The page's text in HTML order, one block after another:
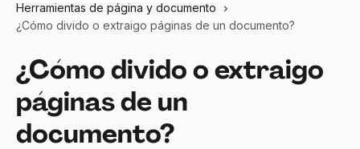
Herramientas de página y documento
¿Cómo divido o extraigo páginas de un documento?
¿Cómo divido o extraigo
páginas de un
documento?